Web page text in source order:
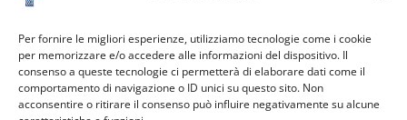
Per fornire le migliori esperienze, utilizziamo tecnologie come i cookie
per memorizzare e/o accedere alle informazioni del dispositivo. Il
consenso a queste tecnologie ci permetterà di elaborare dati come il
comportamento di navigazione o ID unici su questo sito. Non
acconsentire o ritirare il consenso può influire negativamente su alcune
OTHER PAGES